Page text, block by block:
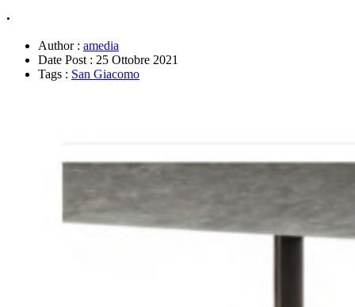
.
Author : amedia
Date Post : 25 Ottobre 2021
Tags : San Giacomo